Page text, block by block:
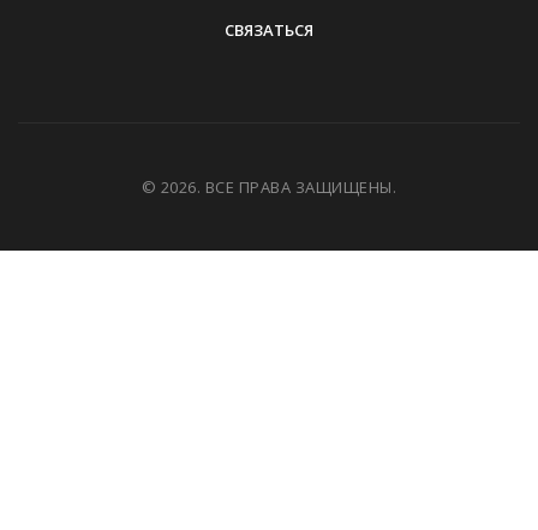
СВЯЗАТЬСЯ
© 2026. ВСЕ ПРАВА ЗАЩИЩЕНЫ.